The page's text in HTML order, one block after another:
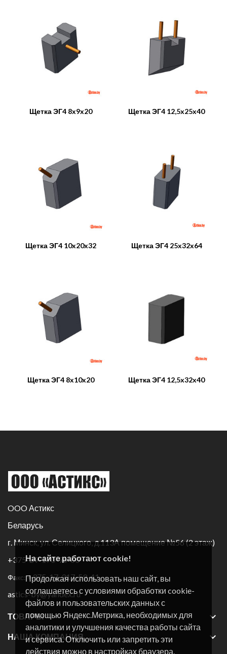
На сайте работают cookie!
Продолжая использовать наш сайт, вы
соглашаетесь с условиями обработки cookie-
файлов и пользовательских данных с
помощью Яндекс.Метрика, необходимых для
аналитики и улучшения качества работы сайта
и сервиса. Отключить или запретить эти
действия можно в настройках браузера.
Щетка ЭГ4 8x9x20 Щетка ЭГ4 12,5x25x40
Щетка ЭГ4 10x20x32 Щетка ЭГ4 25x32x64
Щетка ЭГ4 8x10x20 Щетка ЭГ4 12,5x32x40
OOO Астикс
Беларусь
г. Минск, ул. Селицкого, д.113А помещение №56 (2 этаж)
+375-29-170-96-60
Факс:+375-17-317-59-41
astics-by@yandex.ru
ТОВАРЫ 
НАША КОМПАНИЯ 